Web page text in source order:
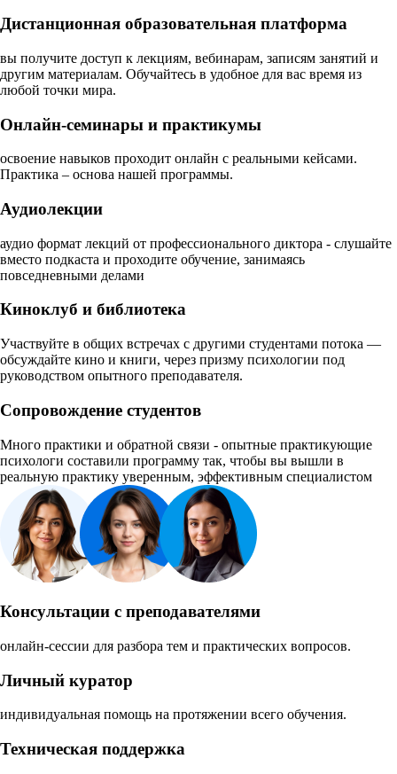
Дистанционная образовательная платформа
вы получите доступ к лекциям, вебинарам, записям занятий и
другим материалам. Обучайтесь в удобное для вас время из
любой точки мира.
Онлайн-семинары и практикумы
освоение навыков проходит онлайн с реальными кейсами.
Практика – основа нашей программы.
Аудиолекции
аудио формат лекций от профессионального диктора - слушайте
вместо подкаста и проходите обучение, занимаясь
повседневными делами
Киноклуб и библиотека
Участвуйте в общих встречах с другими студентами потока —
обсуждайте кино и книги, через призму психологии под
руководством опытного преподавателя.
Сопровождение студентов
Много практики и обратной связи - опытные практикующие
психологи составили программу так, чтобы вы вышли в
реальную практику уверенным, эффективным специалистом
Консультации с преподавателями
онлайн-сессии для разбора тем и практических вопросов.
Личный куратор
индивидуальная помощь на протяжении всего обучения.
Техническая поддержка